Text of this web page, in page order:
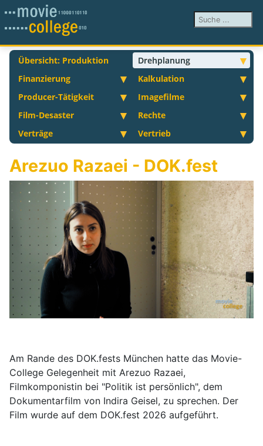
Suchen ...
Übersicht: Produktion
Drehplanung
Finanzierung
Kalkulation
Producer-Tätigkeit
Imagefilme
Film-Desaster
Rechte
Verträge
Vertrieb
Arezuo Razaei - DOK.fest
Am Rande des DOK.fests München hatte das Movie-
College Gelegenheit mit Arezuo Razaei,
Filmkomponistin bei "Politik ist persönlich", dem
Dokumentarfilm von Indira Geisel, zu sprechen. Der
Film wurde auf dem DOK.fest 2026 aufgeführt.